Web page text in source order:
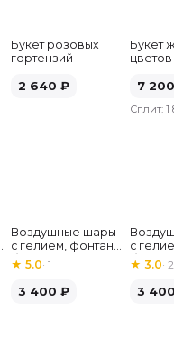
Букет розовых
гортензий
2 640 ₽
Букет
7 200
Сплит: 1
Воздушные шары
с гелием, фонтан,
бело-розовые, 7
шт
★5.0·1
3 400 ₽
с
бело-
★ 3.0· 2
3